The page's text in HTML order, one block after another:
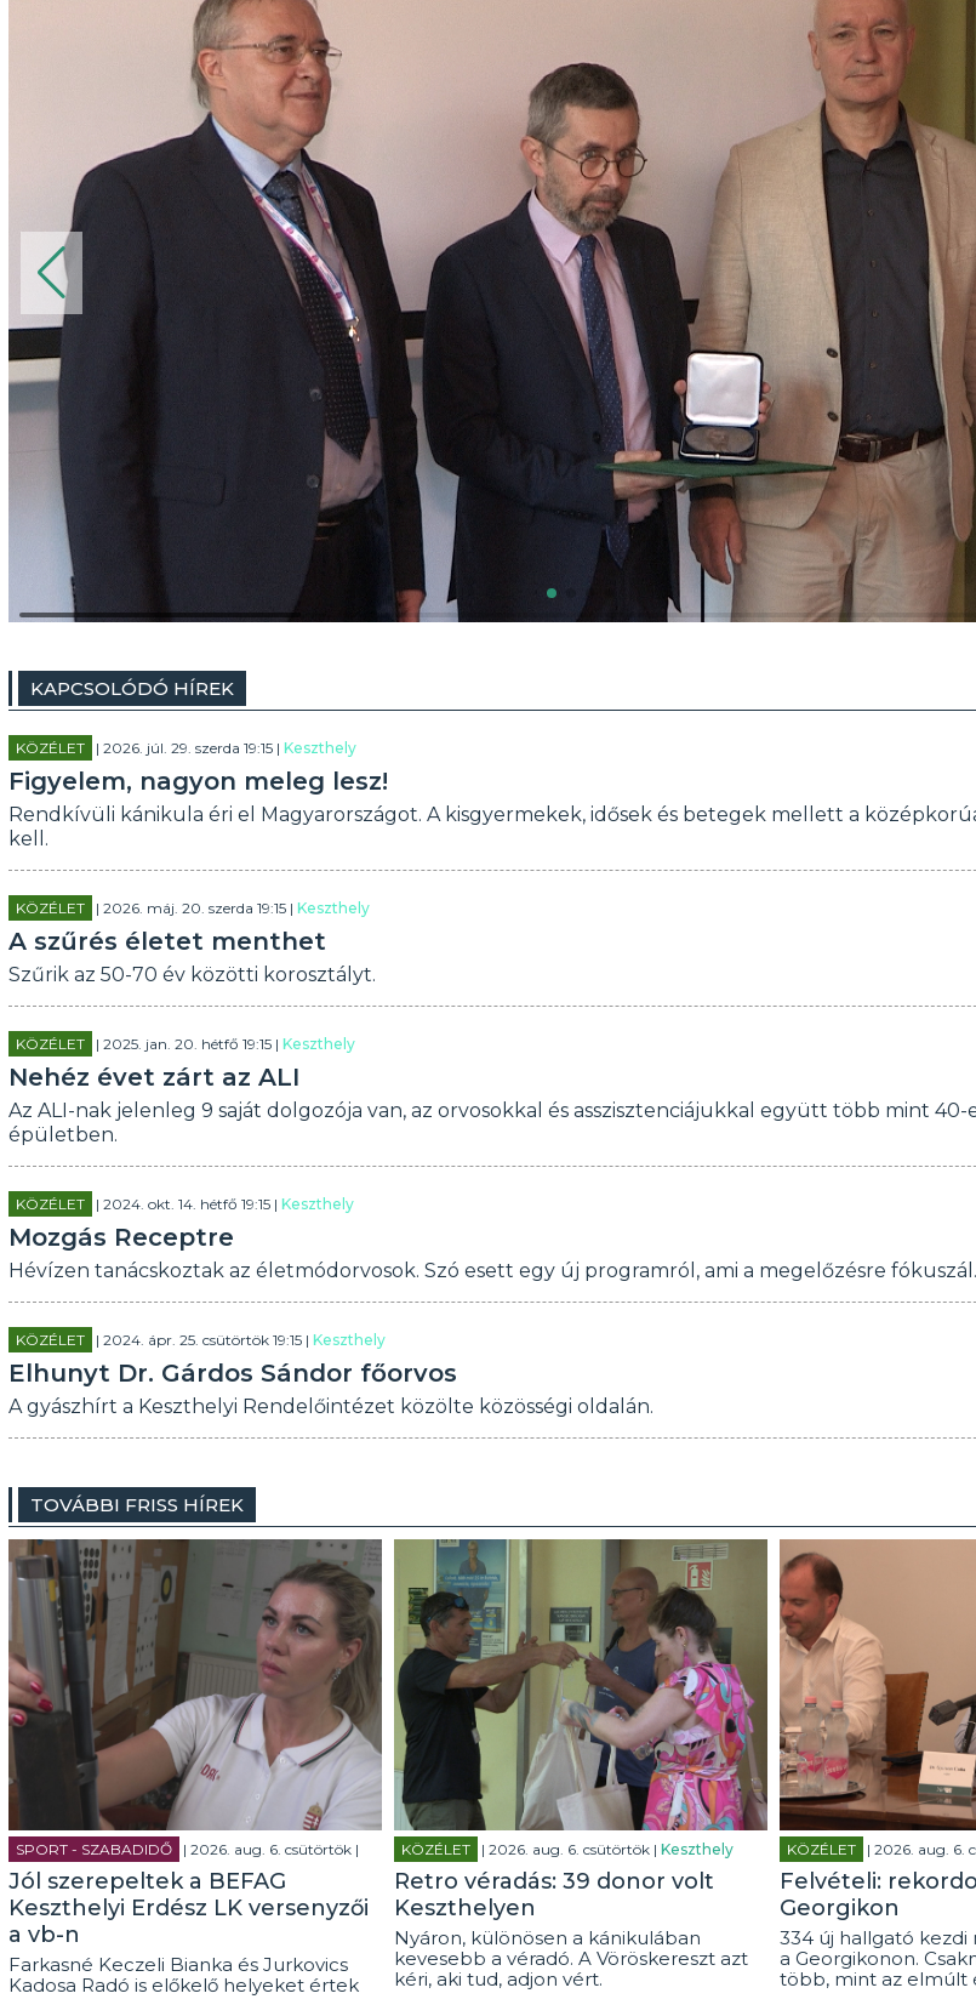
KAPCSOLÓDÓ HÍREK
KÖZÉLET | 2026. júl. 29. szerda 19:15 | Keszthely
Figyelem, nagyon meleg lesz!
Rendkívüli kánikula éri el Magyarországot. A kisgyermekek, idősek és betegek mellett a
kell.
KÖZÉLET | 2026. máj. 20. szerda 19:15 | Keszthely
A szűrés életet menthet
Szűrik az 50-70 év közötti korosztályt.
KÖZÉLET | 2025. jan. 20. hétfő 19:15 | Keszthely
Nehéz évet zárt az ALI
Az ALI-nak jelenleg 9 saját dolgozója van, az orvosokkal és asszisztenciájukkal együtt több mint
épületben.
KÖZÉLET | 2024. okt. 14. hétfő 19:15 | Keszthely
Mozgás Receptre
Hévízen tanácskoztak az életmódorvosok. Szó esett egy új programról, ami a megelőzésre fókuszál.
KÖZÉLET | 2024. ápr. 25. csütörtök 19:15 | Keszthely
Elhunyt Dr. Gárdos Sándor főorvos
A gyászhírt a Keszthelyi Rendelőintézet közölte közösségi oldalán.
TOVÁBBI FRISS HÍREK
SPORT - SZABADIDŐ | 2026. aug. 6. csütörtök |
Jól szerepeltek a BEFAG
Keszthelyi Erdész LK versenyzői
a vb-n
Farkasné Keczeli Bianka és Jurkovics
Kadosa Radó is előkelő helyeket értek
KÖZÉLET | 2026. aug. 6. csütörtök | Keszthely
Retro véradás: 39 donor volt
Keszthelyen
Nyáron, különösen a kánikulában
kevesebb a véradó. A Vöröskereszt azt
kéri, aki tud, adjon vért.
KÖZÉLET | 2026. aug. 6.
Felvételi:
Georgikon
334 új hallgató
a Georgikonon.
több, mint az elmúlt